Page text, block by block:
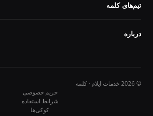
تیم‌های کلمه
درباره
© 2026 خدمات ایلام · کلمه
حریم خصوصی
شرایط استفاده
کوکی‌ها
10